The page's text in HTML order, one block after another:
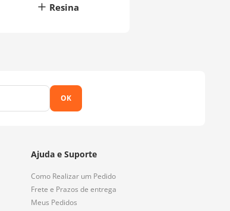
Resina
OK
Ajuda e Suporte
Como Realizar um Pedido
Frete e Prazos de entrega
Meus Pedidos